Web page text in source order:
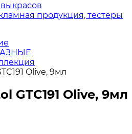
продукция, тестеры
Olive, 9мл
GTC191 Olive, 9мл